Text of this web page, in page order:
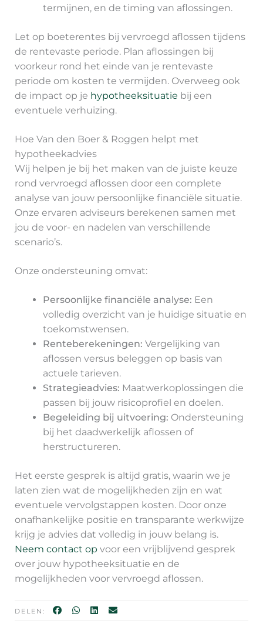
termijnen, en de timing van aflossingen.
Let op boeterentes bij vervroegd aflossen tijdens
de rentevaste periode. Plan aflossingen bij
voorkeur rond het einde van je rentevaste
periode om kosten te vermijden. Overweeg ook
de impact op je hypotheeksituatie bij een
eventuele verhuizing.
Hoe Van den Boer & Roggen helpt met
hypotheekadvies
Wij helpen je bij het maken van de juiste keuze
rond vervroegd aflossen door een complete
analyse van jouw persoonlijke financiële situatie.
Onze ervaren adviseurs berekenen samen met
jou de voor- en nadelen van verschillende
scenario’s.
Onze ondersteuning omvat:
Persoonlijke financiële analyse: Een
volledig overzicht van je huidige situatie en
toekomstwensen.
Renteberekeningen: Vergelijking van
aflossen versus beleggen op basis van
actuele tarieven.
Strategieadvies: Maatwerkoplossingen die
passen bij jouw risicoprofiel en doelen.
Begeleiding bij uitvoering: Ondersteuning
bij het daadwerkelijk aflossen of
herstructureren.
Het eerste gesprek is altijd gratis, waarin we je
laten zien wat de mogelijkheden zijn en wat
eventuele vervolgstappen kosten. Door onze
onafhankelijke positie en transparante werkwijze
krijg je advies dat volledig in jouw belang is.
Neem contact op voor een vrijblijvend gesprek
over jouw hypotheeksituatie en de
mogelijkheden voor vervroegd aflossen.
DELEN: